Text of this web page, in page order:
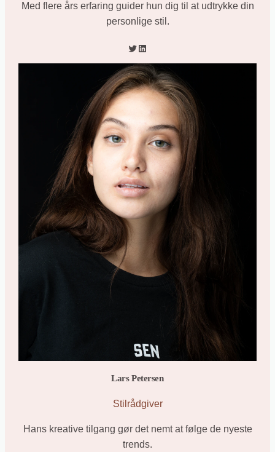
Med flere års erfaring guider hun dig til at udtrykke din
personlige stil.
Twitter LinkedIn
Lars Petersen
Stilrådgiver
Hans kreative tilgang gør det nemt at følge de nyeste
trends.